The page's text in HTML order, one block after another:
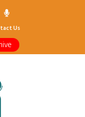
Us